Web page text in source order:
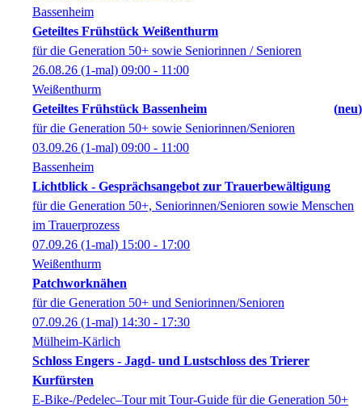
Bassenheim
Geteiltes Frühstück Weißenthurm
für die Generation 50+ sowie Seniorinnen / Senioren
26.08.26 (1-mal) 09:00 - 11:00
Weißenthurm
Geteiltes Frühstück Bassenheim
neu
für die Generation 50+ sowie Seniorinnen/Senioren
03.09.26 (1-mal) 09:00 - 11:00
Bassenheim
Lichtblick - Gesprächsangebot zur Trauerbewältigung
für die Generation 50+, Seniorinnen/Senioren sowie Menschen
im Trauerprozess
07.09.26 (1-mal) 15:00 - 17:00
Weißenthurm
Patchworknähen
für die Generation 50+ und Seniorinnen/Senioren
07.09.26 (1-mal) 14:30 - 17:30
Mülheim-Kärlich
Schloss Engers - Jagd- und Lustschloss des Trierer
Kurfürsten
E-Bike-/Pedelec–Tour mit Tour-Guide für die Generation 50+